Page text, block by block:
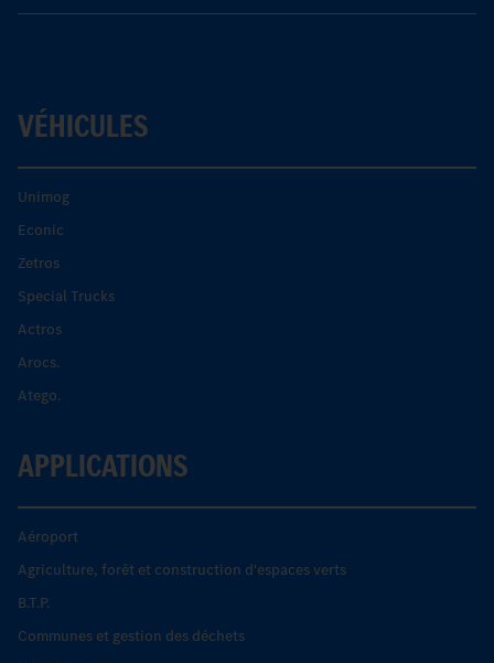
VÉHICULES
Unimog
Econic
Zetros
Special Trucks
Actros
Arocs.
Atego.
APPLICATIONS
Aéroport
Agriculture, forêt et construction d'espaces verts
B.T.P.
Communes et gestion des déchets